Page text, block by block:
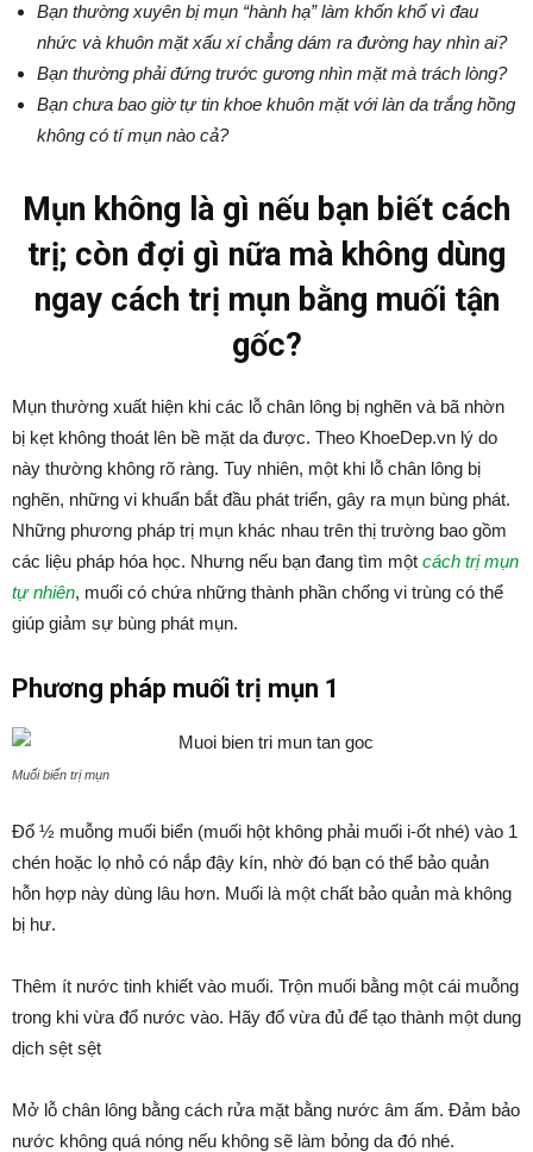
Bạn thường xuyên bị mụn “hành hạ” làm khốn khổ vì đau
nhức và khuôn mặt xấu xí chẳng dám ra đường hay nhìn ai?
Bạn thường phải đứng trước gương nhìn mặt mà trách lòng?
Bạn chưa bao giờ tự tin khoe khuôn mặt với làn da trắng hồng
không có tí mụn nào cả?
Mụn không là gì nếu bạn biết cách
trị; còn đợi gì nữa mà không dùng
ngay cách trị mụn bằng muối tận
gốc?
Mụn thường xuất hiện khi các lỗ chân lông bị nghẽn và bã nhờn
bị kẹt không thoát lên bề mặt da được. Theo KhoeDep.vn lý do
này thường không rõ ràng. Tuy nhiên, một khi lỗ chân lông bị
nghẽn, những vi khuẩn bắt đầu phát triển, gây ra mụn bùng phát.
Những phương pháp trị mụn khác nhau trên thị trường bao gồm
các liệu pháp hóa học. Nhưng nếu bạn đang tìm một cách trị mụn
tự nhiên, muối có chứa những thành phần chống vi trùng có thể
giúp giảm sự bùng phát mụn.
Phương pháp muối trị mụn 1
Muối biển trị mụn
Đổ ½ muỗng muối biển (muối hột không phải muối i-ốt nhé) vào 1
chén hoặc lọ nhỏ có nắp đậy kín, nhờ đó bạn có thể bảo quản
hỗn hợp này dùng lâu hơn. Muối là một chất bảo quản mà không
bị hư.
Thêm ít nước tinh khiết vào muối. Trộn muối bằng một cái muỗng
trong khi vừa đổ nước vào. Hãy đổ vừa đủ để tạo thành một dung
dịch sệt sệt
Mở lỗ chân lông bằng cách rửa mặt bằng nước âm ấm. Đảm bảo
nước không quá nóng nếu không sẽ làm bỏng da đó nhé.